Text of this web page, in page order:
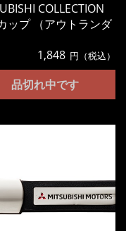
COLLECTION
ップ （アウトランダ
1,848 円（税込）
品切れ中です